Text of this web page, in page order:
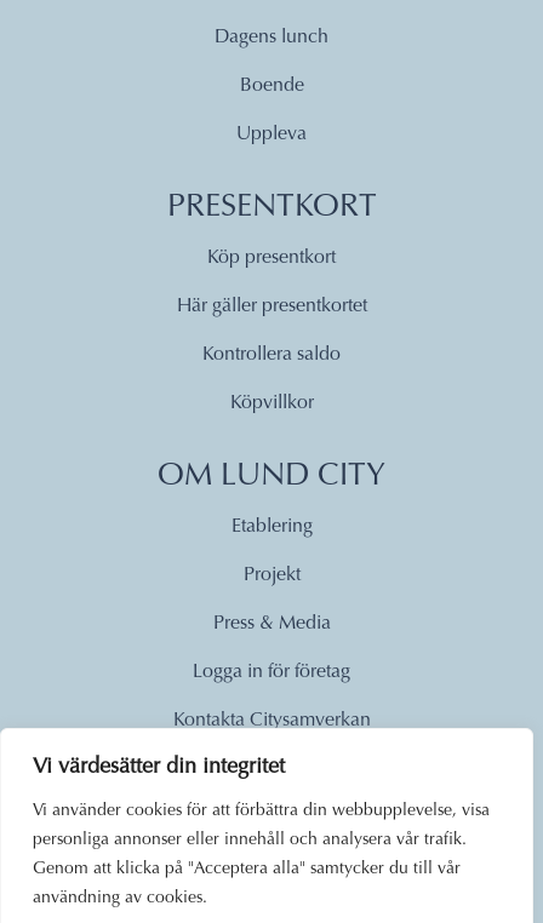
Vi värdesätter din integritet
Vi använder cookies för att förbättra din webbupplevelse, visa
personliga annonser eller innehåll och analysera vår trafik.
Genom att klicka på "Acceptera alla" samtycker du till vår
användning av cookies.
Dagens lunch
Boende
Uppleva
PRESENTKORT
Köp presentkort
Här gäller presentkortet
Kontrollera saldo
Köpvillkor
OM LUND CITY
Etablering
Projekt
Press & Media
Logga in för företag
Kontakta Citysamverkan
Lund City. Alla rättigheter
förbehållna.